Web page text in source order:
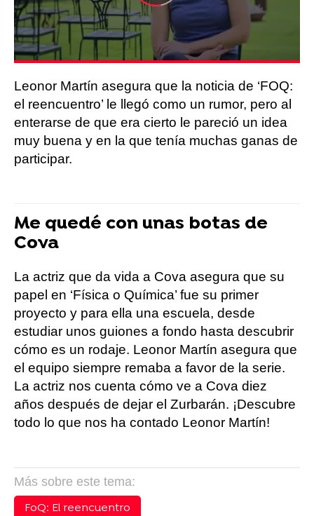
Leonor Martín asegura que la noticia de ‘FOQ:
el reencuentro’ le llegó como un rumor, pero al
enterarse de que era cierto le pareció un idea
muy buena y en la que tenía muchas ganas de
participar.
Me quedé con unas botas de
Cova
La actriz que da vida a Cova asegura que su
papel en ‘Física o Química’ fue su primer
proyecto y para ella una escuela, desde
estudiar unos guiones a fondo hasta descubrir
cómo es un rodaje. Leonor Martín asegura que
el equipo siempre remaba a favor de la serie.
La actriz nos cuenta cómo ve a Cova diez
años después de dejar el Zurbarán. ¡Descubre
todo lo que nos ha contado Leonor Martín!
Más sobre este tema:
FoQ: El reencuentro